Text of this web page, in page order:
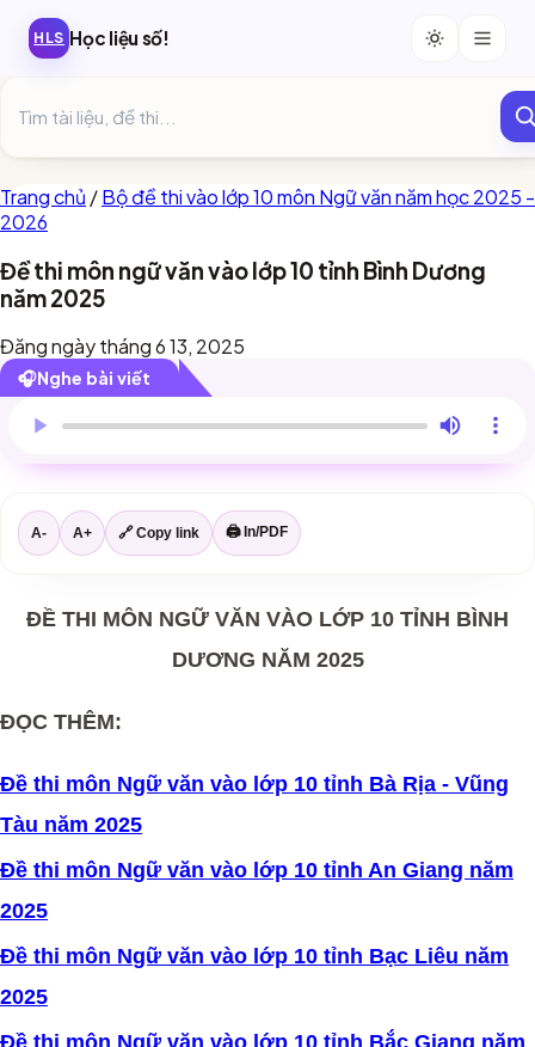
HLS Học liệu số!
Trang chủ /Bộ đề thi vào lớp 10 môn Ngữ văn năm học 2025 -
2026
Đề thi môn ngữ văn vào lớp 10 tỉnh Bình Dương
năm 2025
Đăng ngày tháng 6 13, 2025
🎧Nghe bài viết
Trình duyệt này chưa hỗ trợ đọc bài viết.
A- A+ 🔗 Copy link 🖨 In/PDF
ĐỀ THI MÔN NGỮ VĂN VÀO LỚP 10 TỈNH BÌNH
DƯƠNG NĂM 2025
ĐỌC THÊM:
Đề thi môn Ngữ văn vào lớp 10 tỉnh Bà Rịa - Vũng
Tàu năm 2025
Đề thi môn Ngữ văn vào lớp 10 tỉnh An Giang năm
2025
Đề thi môn Ngữ văn vào lớp 10 tỉnh Bạc Liêu năm
2025
Đề thi môn Ngữ văn vào lớp 10 tỉnh Bắc Giang năm